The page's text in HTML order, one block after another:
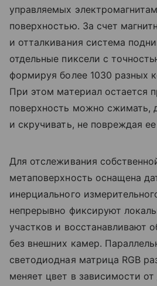
управляемых
поверхностью. За счет
и отталкивания система
отдельные пиксели с
формируя более 1030 разных
При этом материал остается
поверхность можно сжимать,
и скручивать, не повреждая
Для отслеживания
метаповерхность оснащена
инерциального
непрерывно фиксируют
участков и восстанавливают
без внешних камер.
светодиодная матрица RGB
меняет цвет в зависимости